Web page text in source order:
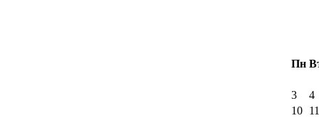
Пн
3
4
10
11